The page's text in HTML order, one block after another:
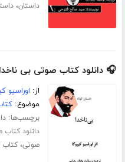
داستان،
🎧 دانلود کتاب صوتی بی ناخدا
از: اوراسیو
موضوع:
برچسب‌ها:
دانلود
صوتی،کتاب